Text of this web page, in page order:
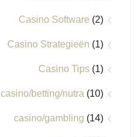
Casino Software (2)
Casino Strategieën (1)
Casino Tips (1)
casino/betting/nutra (10)
casino/gambling (14)